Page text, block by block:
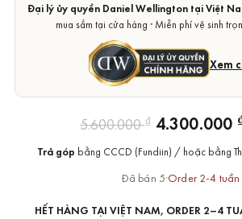
Đại lý ủy quyền Daniel Wellington tại Việt
mua sắm tại cửa hàng · Miễn phí vệ sinh
Xem
5.600.000₫ Giá
gốc
là:
4.300.000
Giá
hiện
tại
là:
Trả góp bằng CCCD (Fundiin) / hoặc bằng
Đã bán 5·Order 2-4 tuần
HẾT HÀNG TẠI VIỆT NAM, ORDER 2–4